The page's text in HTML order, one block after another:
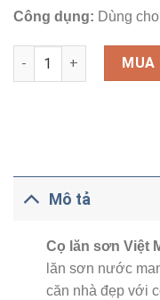
Công dụng: Dùng
Số lượng MUA
Mô tả
Cọ lăn sơn Việt
lăn sơn nước
căn nhà đẹp với